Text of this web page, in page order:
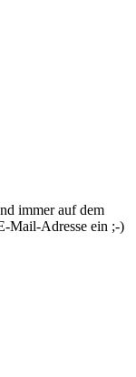
immer auf dem
Mail-Adresse ein ;-)